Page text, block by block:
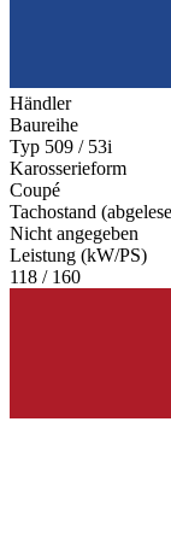
Händler
Baureihe
Typ 509 / 53i
Karosserieform
Coupé
Tachostand
Nicht angegeben
Leistung (kW/PS)
118 / 160